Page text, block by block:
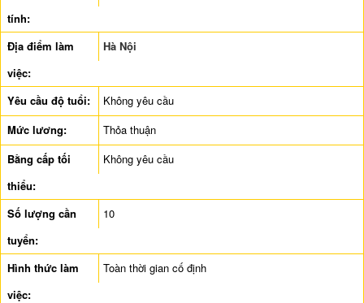
tính:
Địa điểm làm
việc:
Hà Nội
Yêu cầu độ tuổi:
Không yêu cầu
Mức lương:
Thỏa thuận
Bằng cấp tối
thiểu:
Không yêu cầu
Số lượng cần
tuyển:
10
Hình thức làm
việc:
Toàn thời gian cố định